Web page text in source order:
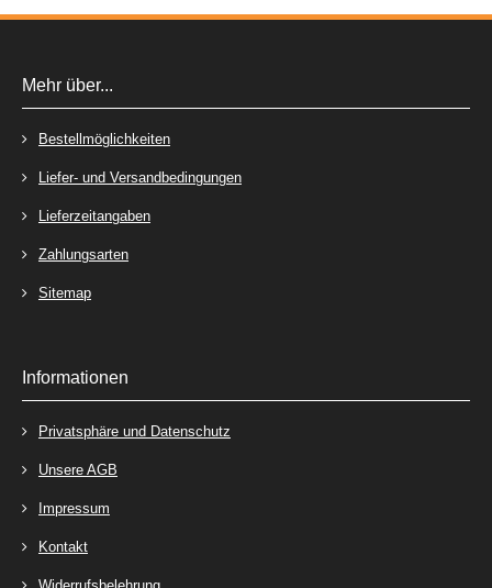
Mehr über...
Bestellmöglichkeiten
Liefer- und Versandbedingungen
Lieferzeitangaben
Zahlungsarten
Sitemap
Informationen
Privatsphäre und Datenschutz
Unsere AGB
Impressum
Kontakt